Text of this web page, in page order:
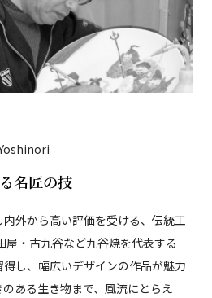
名匠の技
外から高い評価を受ける、伝統工
屋・古九谷など九谷焼を代表する
し、幅広いデザインの作品が魅力
ある生き物まで、風流にとらえ